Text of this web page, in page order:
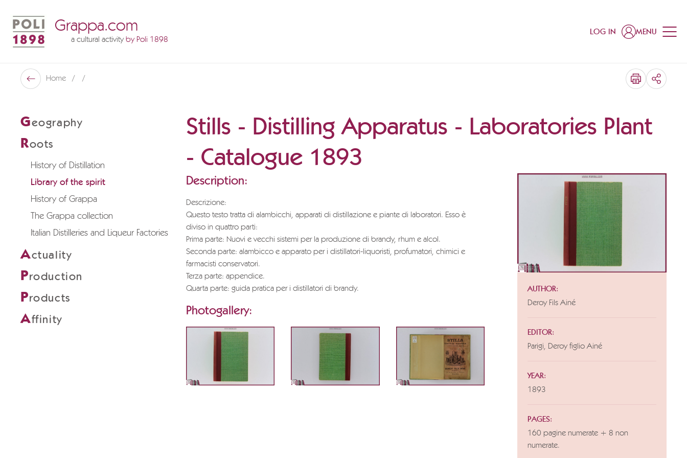
Grappa.com
a cultural activityby Poli 1898
LOG IN MENU
Back
Home SHARE
Geography
Roots
History of Distillation
Library of the spirit
History of Grappa
The Grappa collection
Italian Distilleries and Liqueur Factories
Actuality
Production
Products
Affinity
Stills - Distilling Apparatus - Laboratories Plant
- Catalogue 1893
AUTHOR:
Deroy Fils Ainé
EDITOR:
Parigi, Deroy figlio Ainé
YEAR:
1893
PAGES:
160 pagine numerate + 8 non
numerate.
Description:
Descrizione:
Questo testo tratta di alambicchi, apparati di distillazione e piante di laboratori. Esso è
diviso in quattro parti:
Prima parte: Nuovi e vecchi sistemi per la produzione di brandy, rhum e alcol.
Seconda parte: alambicco e apparato per i distillatori-liquoristi, profumatori, chimici e
farmacisti conservatori.
Terza parte: appendice.
Quarta parte: guida pratica per i distillatori di brandy.
Photogallery: